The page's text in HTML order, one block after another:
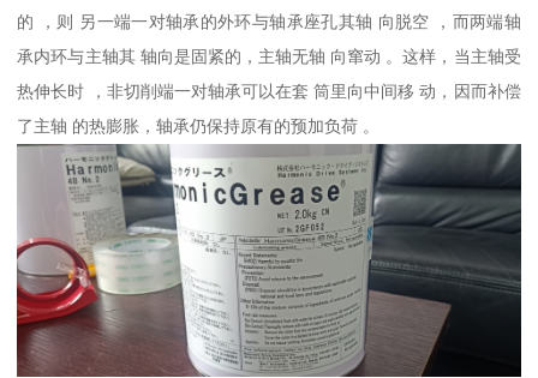
的 ，则 另一端一对轴承的外环与轴承座孔其轴 向脱空 ，而两端轴
承内环与主轴其 轴向是固紧的，主轴无轴 向窜动 。这样，当主轴受
热伸长时 ，非切削端一对轴承可以在套 筒里向中间移 动，因而补偿
了主轴 的热膨胀，轴承仍保持原有的预加负荷 。